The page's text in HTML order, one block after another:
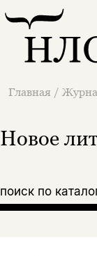
Главная /
поиск по
Новое